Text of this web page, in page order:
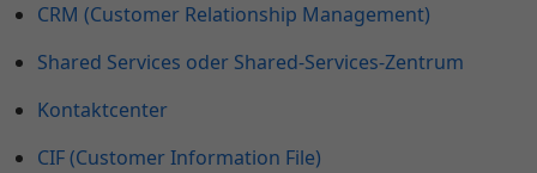
CRM (Customer Relationship Management)
Shared Services oder Shared-Services-Zentrum
Kontaktcenter
CIF (Customer Information File)